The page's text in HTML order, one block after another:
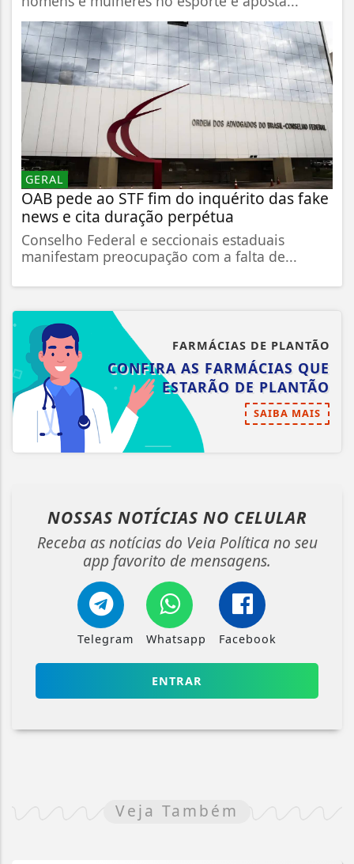
GERAL
OAB pede ao STF fim do inquérito das fake
news e cita duração perpétua
Conselho Federal e seccionais estaduais
manifestam preocupação com a falta de...
FARMÁCIAS DE PLANTÃO
CONFIRA AS FARMÁCIAS QUE
ESTARÃO DE PLANTÃO
SAIBA MAIS
NOSSAS NOTÍCIAS NO CELULAR
Receba as notícias do Veia Política no seu
app favorito de mensagens.
Telegram Whatsapp Facebook
ENTRAR
Veja Também